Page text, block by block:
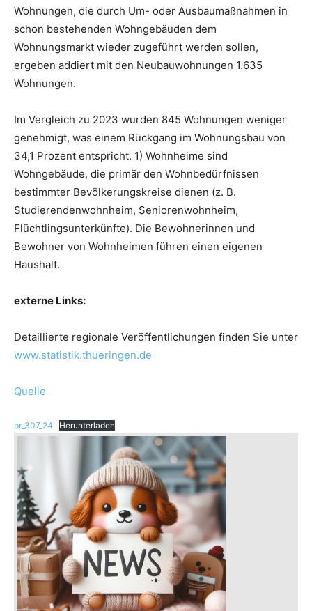
Wohnungen, die durch Um- oder Ausbaumaßnahmen in
schon bestehenden Wohngebäuden dem
Wohnungsmarkt wieder zugeführt werden sollen,
ergeben addiert mit den Neubauwohnungen 1.635
Wohnungen.
Im Vergleich zu 2023 wurden 845 Wohnungen weniger
genehmigt, was einem Rückgang im Wohnungsbau von
34,1 Prozent entspricht. 1) Wohnheime sind
Wohngebäude, die primär den Wohnbedürfnissen
bestimmter Bevölkerungskreise dienen (z. B.
Studierendenwohnheim, Seniorenwohnheim,
Flüchtlingsunterkünfte). Die Bewohnerinnen und
Bewohner von Wohnheimen führen einen eigenen
Haushalt.
externe Links:
Detaillierte regionale Veröffentlichungen finden Sie unter
www.statistik.thueringen.de
Quelle
pr_307_24 Herunterladen